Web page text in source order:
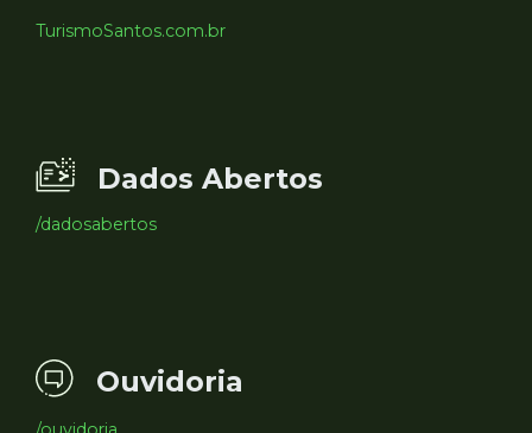
TurismoSantos.com.br
Dados Abertos
/dadosabertos
Ouvidoria